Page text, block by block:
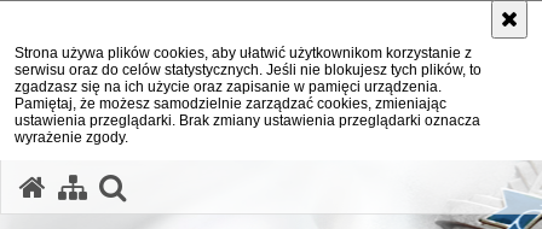
Strona używa plików cookies, aby ułatwić użytkownikom korzystanie z
serwisu oraz do celów statystycznych. Jeśli nie blokujesz tych plików, to
zgadzasz się na ich użycie oraz zapisanie w pamięci urządzenia.
Pamiętaj, że możesz samodzielnie zarządzać cookies, zmieniając
ustawienia przeglądarki. Brak zmiany ustawienia przeglądarki oznacza
wyrażenie zgody.